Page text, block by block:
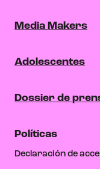
Media Makers
Adolescentes
Dossier de
Políticas
Declaración de